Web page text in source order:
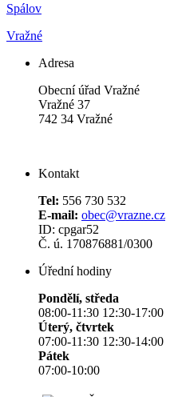
Spálov
Vražné
Adresa
Obecní úřad Vražné
Vražné 37
742 34 Vražné
Kontakt
Tel: 556 730 532
E-mail: obec@vrazne.cz
ID: cpgar52
Č. ú. 170876881/0300
Úřední hodiny
Pondělí, středa
08:00-11:30 12:30-17:00
Úterý, čtvrtek
07:00-11:30 12:30-14:00
Pátek
07:00-10:00